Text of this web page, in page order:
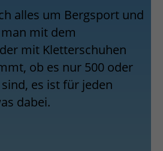
alles um Bergsport und
man mit dem
mit Kletterschuhen
ob es nur 500 oder
es ist für jeden
dabei.